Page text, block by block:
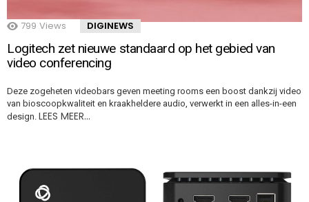
799 Views DIGINEWS
Logitech zet nieuwe standaard op het gebied van
video conferencing
Deze zogeheten videobars geven meeting rooms een boost dankzij video
van bioscoopkwaliteit en kraakheldere audio, verwerkt in een alles-in-een
design. LEES MEER…